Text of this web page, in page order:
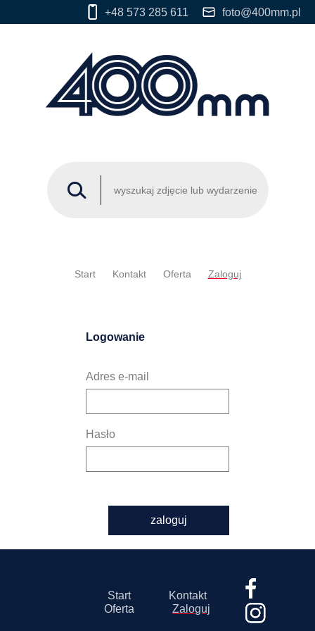
+48 573 285 611 foto@400mm.pl
Start Kontakt Oferta Zaloguj
Logowanie
Adres e-mail
Hasło
zaloguj
Start
Kontakt
Oferta
Zaloguj